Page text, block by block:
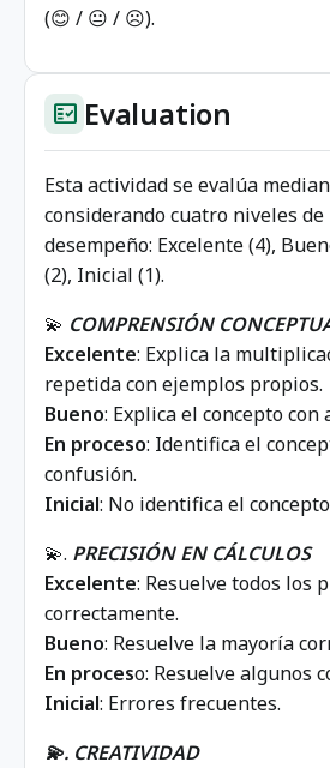
(😊 / 😐 / ☹️).
fact_check Evaluation
Esta actividad se evalúa
considerando cuatro niveles de
desempeño: Excelente (4),
(2), Inicial (1).
💫 COMPRENSIÓN
Excelente: Explica la
repetida con ejemplos propios.
Bueno: Explica el concepto con
En proceso: Identifica el
confusión.
Inicial: No identifica el
💫. PRECISIÓN EN CÁLCULOS
Excelente: Resuelve todos los
correctamente.
Bueno: Resuelve la mayoría
En proceso: Resuelve algunos
Inicial: Errores frecuentes.
💫. CREATIVIDAD